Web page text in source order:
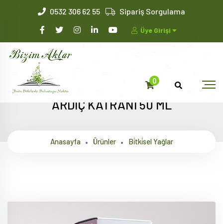
0532 306 62 55 Sipariş Sorgulama
Üye Girişi
0
ARDIÇ KATRANI 50 ML
Anasayfa Ürünler Bi̇tki̇sel Yağlar